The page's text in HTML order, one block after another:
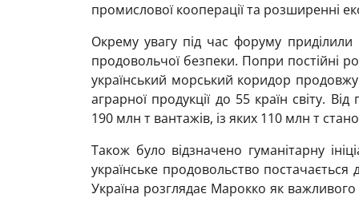
промислової кооперації та розширенні
Окрему увагу під час форуму приділили
продовольчої безпеки. Попри постійні
український морський коридор
аграрної продукції до 55 країн світу.
190 млн т вантажів, із яких 110 млн т
Також було відзначено гуманітарну
українське продовольство постачається
Україна розглядає Марокко як